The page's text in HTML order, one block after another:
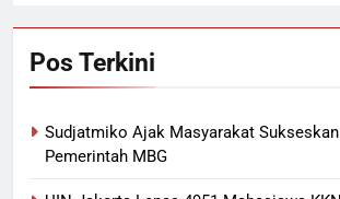
Pos Terkini
Sudjatmiko Ajak Masyarakat
Pemerintah MBG